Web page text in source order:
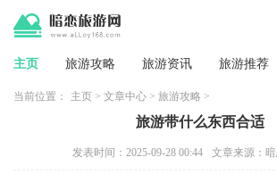
主页 旅游攻略 旅游资讯 旅游推荐
当前位置： 主页 > 文章中心 > 旅游攻略 >
旅游带什么东西合适
发表时间：2025-09-28 00:44 文章来源：